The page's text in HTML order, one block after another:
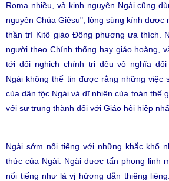
Roma nhiều, và kinh nguyện Ngài cũng
nguyện Chúa Giêsu", lòng sùng kính được
thần trí Kitô giáo Đông phương ưa thích.
người theo Chính thống hay giáo hoàng,
tới đối nghịch chính trị đều vô nghĩa đối
Ngài không thể tin được rằng những việc
của dân tộc Ngài và dĩ nhiên của toàn thế
với sự trung thành đối với Giáo hội hiệp
Ngài sớm nổi tiếng với những khắc khổ
thức của Ngài. Ngài được tấn phong linh
nổi tiếng như là vị hứơng dẫn thiêng